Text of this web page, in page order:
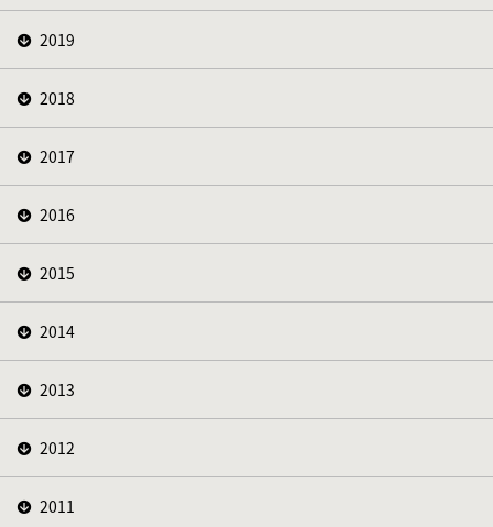
2019
2018
2017
2016
2015
2014
2013
2012
2011